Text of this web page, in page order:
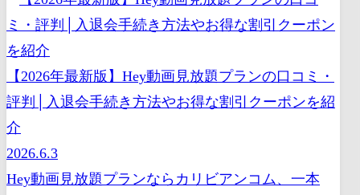
【2026年最新版】Hey動画見放題プランの口コミ・
評判│入退会手続き方法やお得な割引クーポンを紹
介
2026.6.3
Hey動画見放題プランならカリビアンコム、一本